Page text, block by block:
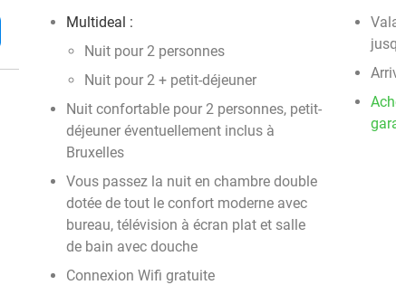
Multideal :
Nuit pour 2 personnes
Nuit pour 2 + petit-déjeuner
Nuit confortable pour 2 personnes, petit-
déjeuner éventuellement inclus à
Bruxelles
Vous passez la nuit en chambre double
dotée de tout le confort moderne avec
bureau, télévision à écran plat et salle
de bain avec douche
Connexion Wifi gratuite